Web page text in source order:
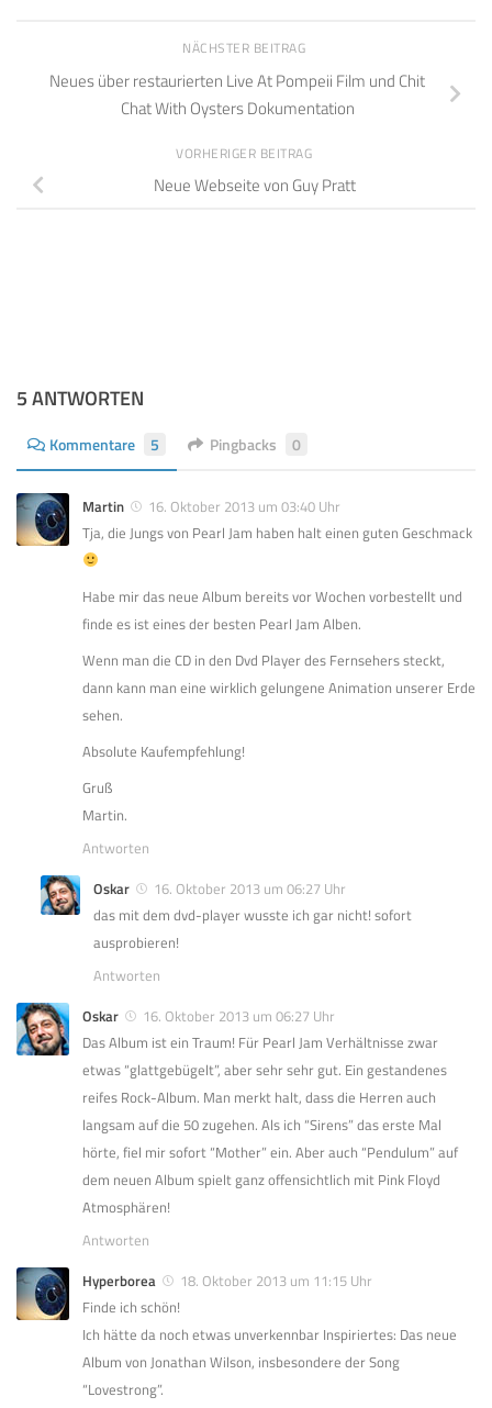
NÄCHSTER BEITRAG
Neues über restaurierten Live At Pompeii Film und Chit
Chat With Oysters Dokumentation
VORHERIGER BEITRAG
Neue Webseite von Guy Pratt
5 ANTWORTEN
Kommentare 5 Pingbacks 0
Martin
16. Oktober 2013 um 03:40 Uhr
Tja, die Jungs von Pearl Jam haben halt einen guten Geschmack
Habe mir das neue Album bereits vor Wochen vorbestellt und
finde es ist eines der besten Pearl Jam Alben.
Wenn man die CD in den Dvd Player des Fernsehers steckt,
dann kann man eine wirklich gelungene Animation unserer Erde
sehen.
Absolute Kaufempfehlung!
Gruß
Martin.
Antworten
Oskar
16. Oktober 2013 um 06:27 Uhr
das mit dem dvd-player wusste ich gar nicht! sofort
ausprobieren!
Antworten
Oskar
16. Oktober 2013 um 06:27 Uhr
Das Album ist ein Traum! Für Pearl Jam Verhältnisse zwar
etwas “glattgebügelt”, aber sehr sehr gut. Ein gestandenes
reifes Rock-Album. Man merkt halt, dass die Herren auch
langsam auf die 50 zugehen. Als ich “Sirens” das erste Mal
hörte, fiel mir sofort “Mother” ein. Aber auch “Pendulum” auf
dem neuen Album spielt ganz offensichtlich mit Pink Floyd
Atmosphären!
Antworten
Hyperborea
18. Oktober 2013 um 11:15 Uhr
Finde ich schön!
Ich hätte da noch etwas unverkennbar Inspiriertes: Das neue
Album von Jonathan Wilson, insbesondere der Song
“Lovestrong”.